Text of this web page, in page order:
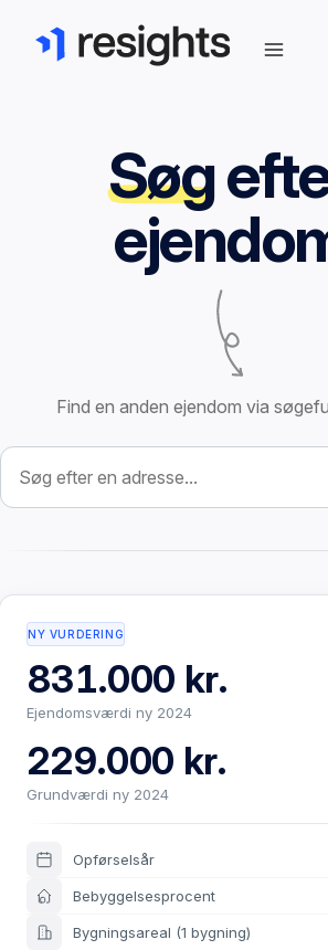
Søg
Find en anden ejendom via
Søg efter ejendom
NY VURDERING
831.000 kr.
Ejendomsværdi ny 2024
229.000 kr.
Grundværdi ny 2024
Opførselsår
Bebyggelsesprocent
Bygningsareal (1 bygning)